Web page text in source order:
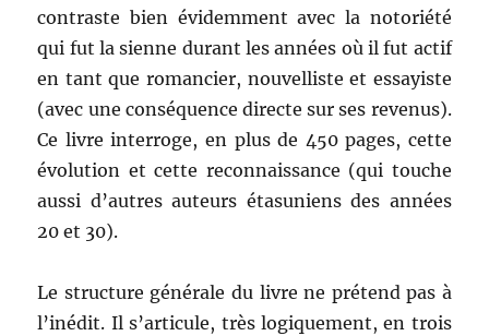
contraste bien évidemment avec la notoriété
qui fut la sienne durant les années où il fut actif
en tant que romancier, nouvelliste et essayiste
(avec une conséquence directe sur ses revenus).
Ce livre interroge, en plus de 450 pages, cette
évolution et cette reconnaissance (qui touche
aussi d’autres auteurs étasuniens des années
20 et 30).
Le structure générale du livre ne prétend pas à
l’inédit. Il s’articule, très logiquement, en trois